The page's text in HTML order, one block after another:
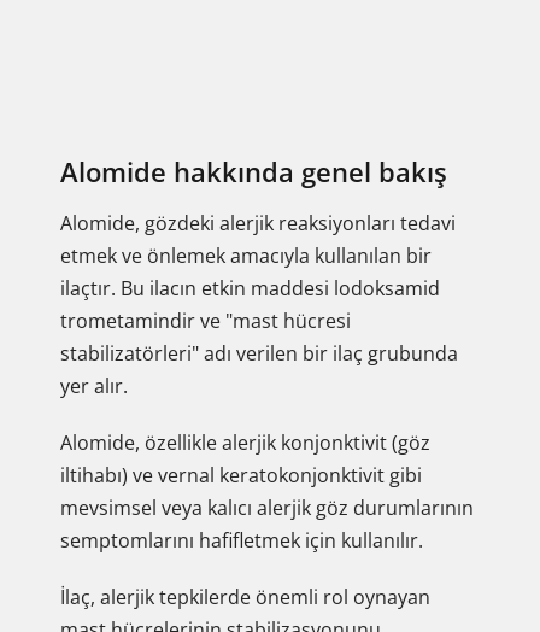
Alomide hakkında genel bakış
Alomide, gözdeki alerjik reaksiyonları tedavi
etmek ve önlemek amacıyla kullanılan bir
ilaçtır. Bu ilacın etkin maddesi lodoksamid
trometamindir ve "mast hücresi
stabilizatörleri" adı verilen bir ilaç grubunda
yer alır.
Alomide, özellikle alerjik konjonktivit (göz
iltihabı) ve vernal keratokonjonktivit gibi
mevsimsel veya kalıcı alerjik göz durumlarının
semptomlarını hafifletmek için kullanılır.
İlaç, alerjik tepkilerde önemli rol oynayan